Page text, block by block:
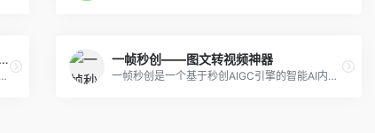
神器，支持中文可本地部署
DocsGPT开源论文神器支持多类型文档查询，支持中文可本地部署。
一帧秒创——图文转视频神器
一帧秒创是一个基于秒创AIGC引擎的智能AI内容生成平台，提供包括文字续写、文字转语音、文生图、图文转视频等创作服务。